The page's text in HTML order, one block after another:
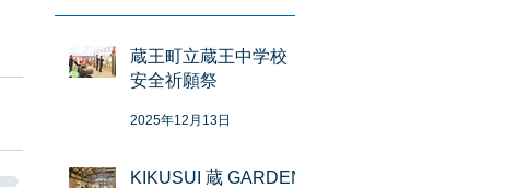
蔵王町立蔵王中学校
安全祈願祭
2025年12月13日
KIKUSUI 蔵 GARDEN